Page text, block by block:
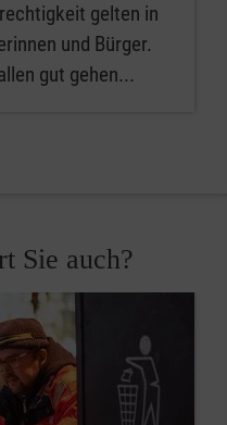
gelten in
und Bürger.
gut gehen...
Sie auch?